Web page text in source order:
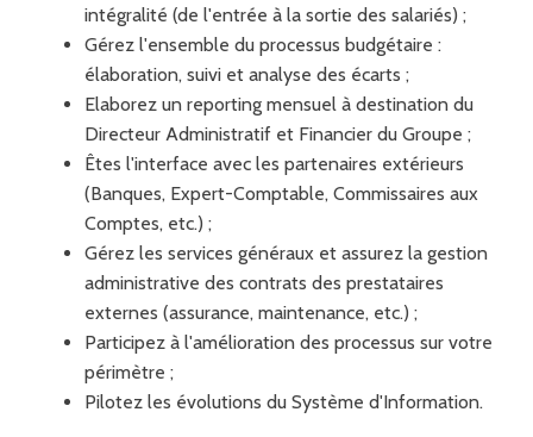
intégralité (de l'entrée à la sortie des salariés) ;
Gérez l'ensemble du processus budgétaire :
élaboration, suivi et analyse des écarts ;
Elaborez un reporting mensuel à destination du
Directeur Administratif et Financier du Groupe ;
Êtes l'interface avec les partenaires extérieurs
(Banques, Expert-Comptable, Commissaires aux
Comptes, etc.) ;
Gérez les services généraux et assurez la gestion
administrative des contrats des prestataires
externes (assurance, maintenance, etc.) ;
Participez à l'amélioration des processus sur votre
périmètre ;
Pilotez les évolutions du Système d'Information.